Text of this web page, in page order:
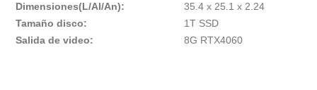
Dimensiones(L/Al/An):
35.4 x 25.1 x 2.24
Tamaño disco:
1T SSD
Salida de video:
8G RTX4060